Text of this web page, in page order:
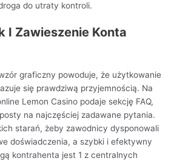
do utraty kontroli.
I Zawieszenie Konta
graficzny powoduje, że użytkowanie
się prawdziwą przyjemnością. Na
Lemon Casino podaje sekcję FAQ,
na najczęściej zadawane pytania.
starań, żeby zawodnicy dysponowali
doświadczenia, a szybki i efektywny
kontrahenta jest 1 z centralnych